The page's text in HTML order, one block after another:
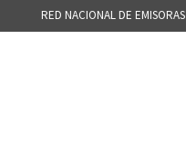
RED NACIONAL DE EMISORAS